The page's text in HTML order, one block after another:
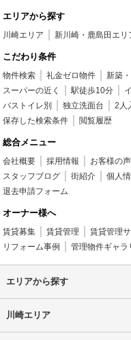
エリアから探す
川崎エリア 新川崎・鹿島田エリ
こだわり条件
物件検索 礼金ゼロ物件 新築
スーパーの近く
駅徒歩10分
バストイレ別
独立洗面台 2人
保存した検索条件
閲覧履歴
総合メニュー
会社概要 採用情報 お客様の声
スタッフブログ
街紹介 個人
退去申請フォーム
オーナー様へ
賃貸募集 賃貸管理 賃貸管理
リフォーム事例
管理物件ギャラ
エリアから探す
川崎エリア